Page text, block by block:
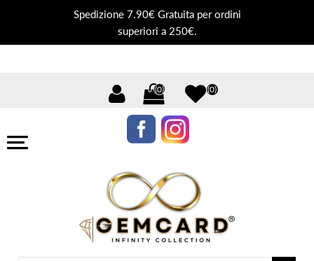
Spedizione 7.90€ Gratuita per ordini
superiori a 250€.
(0) (0)